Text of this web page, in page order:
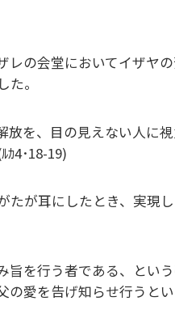
の会堂においてイザヤ
。
放を、目の見えない人に
ｶ4･18-19)
が耳にしたとき、実現
を行う者である、とい
愛を告げ知らせ行うとい